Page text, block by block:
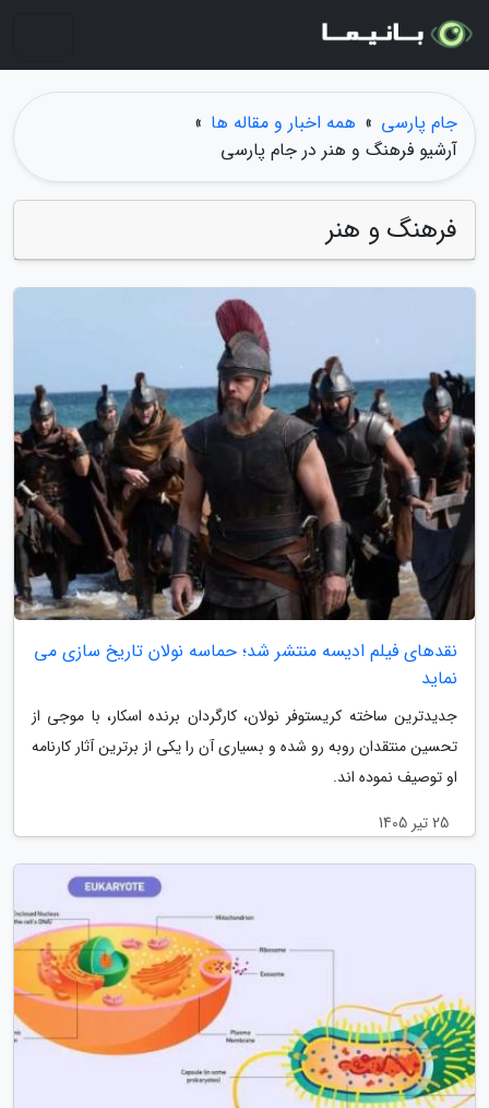
جام پارسی » همه اخبار و مقاله ها »
آرشیو فرهنگ و هنر در جام پارسی
فرهنگ و هنر
نقدهای فیلم ادیسه منتشر شد؛ حماسه نولان تاریخ سازی می
نماید
جدیدترین ساخته کریستوفر نولان، کارگردان برنده اسکار، با موجی از
تحسین منتقدان روبه رو شده و بسیاری آن را یکی از برترین آثار کارنامه
او توصیف نموده اند.
25 تیر 1405